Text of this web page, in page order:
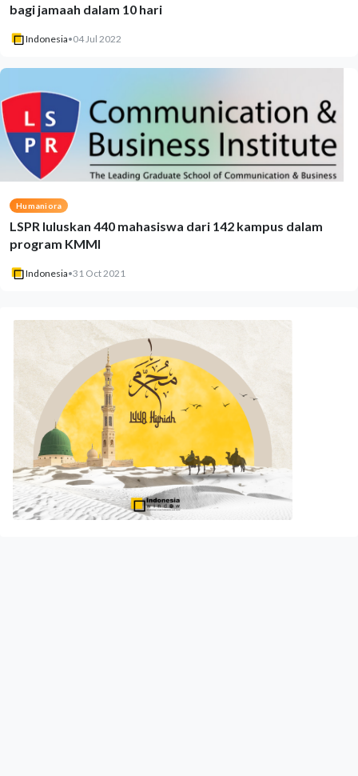
bagi jamaah dalam 10 hari
Indonesia•04 Jul 2022
Humaniora
LSPR luluskan 440 mahasiswa dari 142 kampus dalam
program KMMI
Indonesia•31 Oct 2021